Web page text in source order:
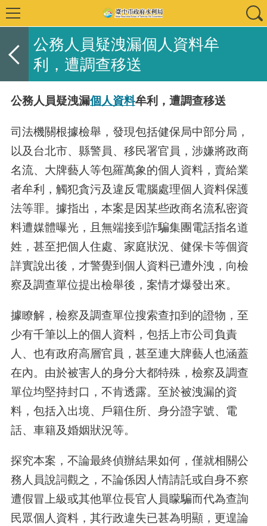
公務人員疑洩漏個人資料牟
利，遭調查移送
公務人員疑洩漏個人資料牟利，遭調查移送
司法機關根據檢舉，發現包括健保局中部分局，
以及台北市、縣警員、移民署官員，涉嫌將政商
名流、大牌藝人等包羅萬象的個人資料，賣給業
者牟利，觸犯貪污及違反電腦處理個人資料保護
法等罪。據指出，本案是因某些政商名流私密資
料遭媒體曝光，且無端接到詐騙集團電話指名道
姓，甚至把個人住處、家庭狀況、健保卡等個資
詳實說出後，才警覺到個人資料已遭外洩，向檢
察及調查單位提出檢舉後，案情才爆發出來。
據瞭解，檢察及調查單位搜索查扣到的證物，至
少有千筆以上的個人資料，包括上市公司負責
人、也有政府高層官員，甚至連大牌藝人也涵蓋
在內。由於被害人的身分大都特殊，檢察及調查
單位均堅持封口，不肯透露。至於被洩漏的資
料，包括入出境、戶籍住所、身分證字號、電
話、車籍及婚姻狀況等。
探究本案，不論最終偵辦結果如何，僅就相關公
務人員說詞觀之，不論係因人情請託或自身不察
遭假冒上級或其他單位長官人員矇騙而代為查詢
民眾個人資料，其行政違失已甚為明顯，更遑論